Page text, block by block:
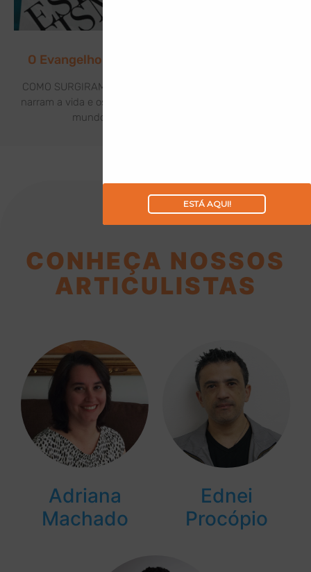
O Evangelho de Jesus à Luz do Espiritismo
COMO SURGIRAM OS EVANGELHOS? Os Evangelhos que
narram a vida e os feitos de Jesus Cristo foram levados ao
mundo por meio de seus discípulos:
CONHEÇA NOSSOS
ARTICULISTAS
Adriana
Machado
Ednei
Procópio
ESTÁ AQUI!